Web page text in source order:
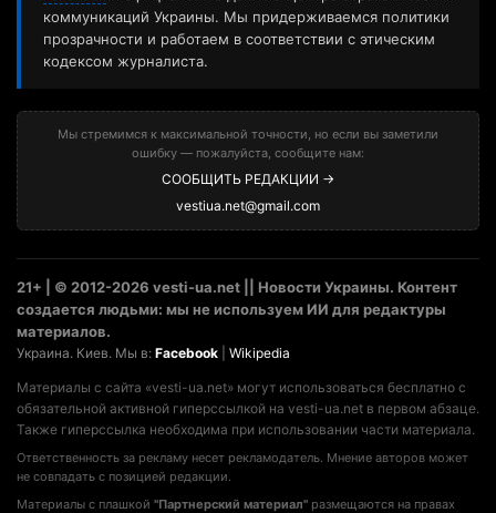
коммуникаций Украины. Мы придерживаемся политики
прозрачности и работаем в соответствии с этическим
кодексом журналиста.
Мы стремимся к максимальной точности, но если вы заметили
ошибку — пожалуйста, сообщите нам:
СООБЩИТЬ РЕДАКЦИИ →
vestiua.net@gmail.com
21+ | © 2012-2026 vesti-ua.net || Новости Украины. Контент
создается людьми: мы не используем ИИ для редактуры
материалов.
Украина. Киев. Мы в: Facebook Wikipedia
Материалы с сайта «vesti-ua.net» могут использоваться бесплатно с
обязательной активной гиперссылкой на vesti-ua.net в первом абзаце.
Также гиперссылка необходима при использовании части материала.
Ответственность за рекламу несет рекламодатель. Мнение авторов может
не совпадать с позицией редакции.
Материалы с плашкой "Партнерский материал" размещаются на правах